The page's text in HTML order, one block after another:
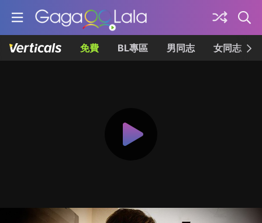
免費 BL專區 男同志 女同志